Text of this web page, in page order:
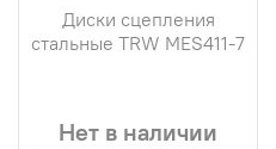
Диски сцепления
стальные TRW MES411-7
Нет в наличии